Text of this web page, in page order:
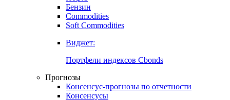
Commodities
Золото
Бензин
Soft Commodities
Виджет:
Портфели индексов Cbonds